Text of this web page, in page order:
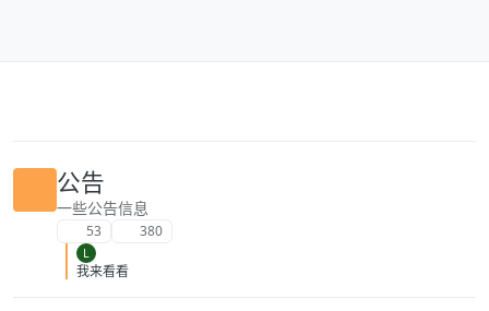
公告
一些公告信息
53 380
L
我来看看